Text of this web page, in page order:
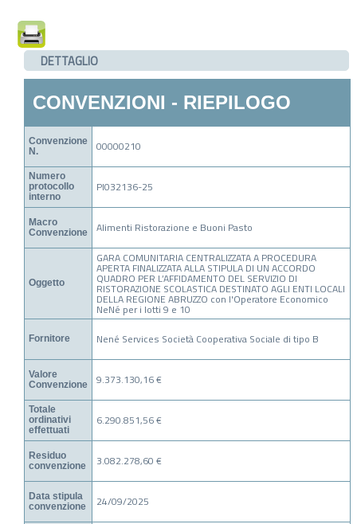
DETTAGLIO
CONVENZIONI - RIEPILOGO
Convenzione
N.
00000210
Numero
protocollo
interno
PI032136-25
Macro
Convenzione
Alimenti Ristorazione e Buoni Pasto
Oggetto
GARA COMUNITARIA CENTRALIZZATA A PROCEDURA
APERTA FINALIZZATA ALLA STIPULA DI UN ACCORDO
QUADRO PER L’AFFIDAMENTO DEL SERVIZIO DI
RISTORAZIONE SCOLASTICA DESTINATO AGLI ENTI LOCALI
DELLA REGIONE ABRUZZO con l'Operatore Economico
NeNé per i lotti 9 e 10
Fornitore Nené Services Società Cooperativa Sociale di tipo B
Valore
Convenzione
9.373.130,16 €
Totale
ordinativi
effettuati
6.290.851,56 €
Residuo
convenzione
3.082.278,60 €
Data stipula
convenzione
24/09/2025